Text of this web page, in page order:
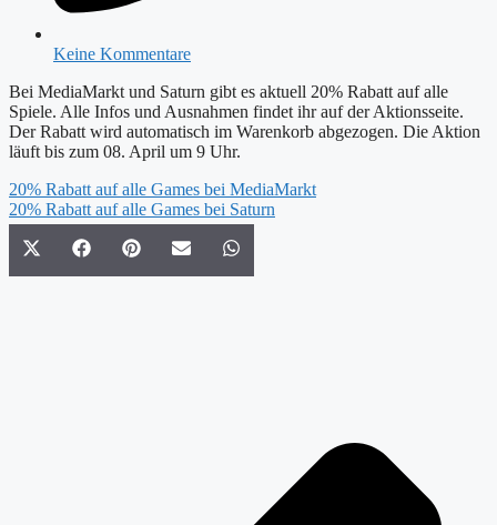
Keine Kommentare
Bei MediaMarkt und Saturn gibt es aktuell 20% Rabatt auf alle
Spiele. Alle Infos und Ausnahmen findet ihr auf der Aktionsseite.
Der Rabatt wird automatisch im Warenkorb abgezogen. Die Aktion
läuft bis zum 08. April um 9 Uhr.
20% Rabatt auf alle Games bei MediaMarkt
20% Rabatt auf alle Games bei Saturn
Share
on
(Twitter)
Share
on
Facebook
Share
on
PinterestShare
on
Email
on